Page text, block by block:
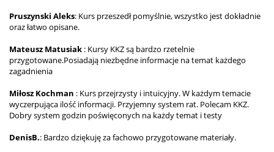
Pruszynski Aleks: Kurs przeszedł pomyślnie, wszystko jest dokładnie
oraz łatwo opisane.
Mateusz Matusiak : Kursy KKZ są bardzo rzetelnie
przygotowane.Posiadają niezbędne informacje na temat każdego
zagadnienia
Miłosz Kochman : Kurs przejrzysty i intuicyjny. W każdym temacie
wyczerpująca ilość informacji. Przyjemny system rat. Polecam KKZ.
Dobry system godzin poświęconych na każdy temat i testy
DenisB.: Bardzo dziękuję za fachowo przygotowane materiały.